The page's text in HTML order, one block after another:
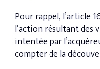
Pour rappel, l’article
l’action résultant des
intentée par
compter de la